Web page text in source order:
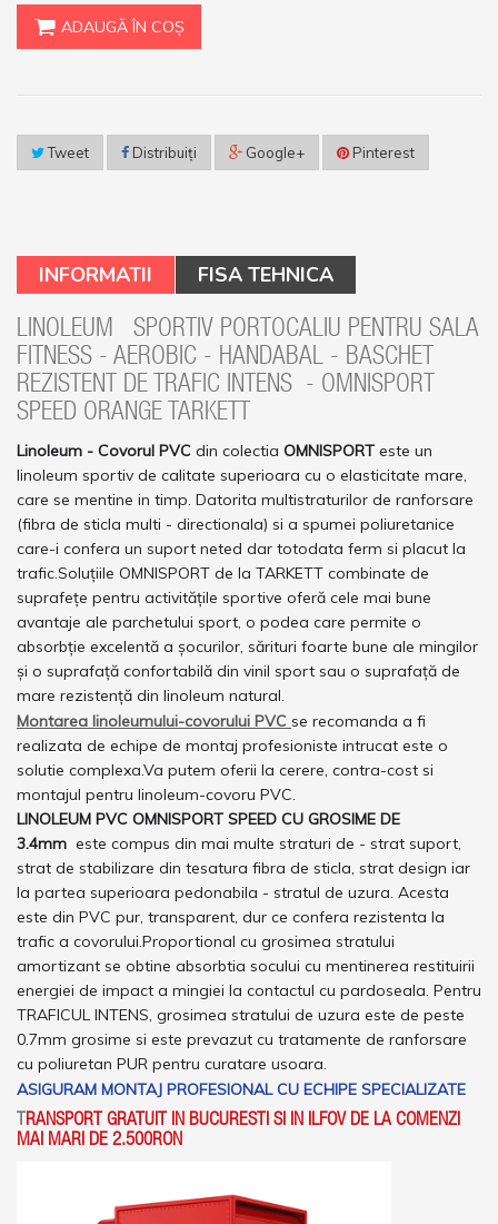
ADAUGĂ ÎN COŞ
Tweet Distribuiţi Google+ Pinterest
INFORMATII FISA TEHNICA
LINOLEUM SPORTIV PORTOCALIU PENTRU SALA
FITNESS - AEROBIC - HANDABAL - BASCHET
REZISTENT DE TRAFIC INTENS - OMNISPORT
SPEED ORANGE TARKETT
Linoleum - Covorul PVC din colectia OMNISPORT este un
linoleum sportiv de calitate superioara cu o elasticitate mare,
care se mentine in timp. Datorita multistraturilor de ranforsare
(fibra de sticla multi - directionala) si a spumei poliuretanice
care-i confera un suport neted dar totodata ferm si placut la
trafic.Soluțiile OMNISPORT de la TARKETT combinate de
suprafeţe pentru activităţile sportive oferă cele mai bune
avantaje ale parchetului sport, o podea care permite o
absorbție excelentă a şocurilor, sărituri foarte bune ale mingilor
şi o suprafață confortabilă din vinil sport sau o suprafață de
mare rezistenţă din linoleum natural.
Montarea linoleumului-covorului PVC se recomanda a fi
realizata de echipe de montaj profesioniste intrucat este o
solutie complexa.Va putem oferii la cerere, contra-cost si
montajul pentru linoleum-covoru PVC.
LINOLEUM PVC OMNISPORT SPEED CU GROSIME DE
3.4mm este compus din mai multe straturi de - strat suport,
strat de stabilizare din tesatura fibra de sticla, strat design iar
la partea superioara pedonabila - stratul de uzura. Acesta
este din PVC pur, transparent, dur ce confera rezistenta la
trafic a covorului.Proportional cu grosimea stratului
amortizant se obtine absorbtia socului cu mentinerea restituirii
energiei de impact a mingiei la contactul cu pardoseala. Pentru
TRAFICUL INTENS, grosimea stratului de uzura este de peste
0.7mm grosime si este prevazut cu tratamente de ranforsare
cu poliuretan PUR pentru curatare usoara.
ASIGURAM MONTAJ PROFESIONAL CU ECHIPE SPECIALIZATE
T RANSPORT GRATUIT IN BUCURESTI SI IN ILFOV DE LA COMENZI
MAI MARI DE 2.500RON